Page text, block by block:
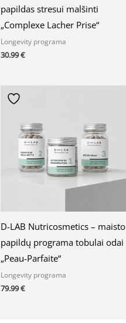
papildas stresui malšinti
„Complexe Lacher Prise“
Longevity programa
30.99€
D-LAB Nutricosmetics – maisto
papildų programa tobulai odai
„Peau-Parfaite“
Longevity programa
79.99€